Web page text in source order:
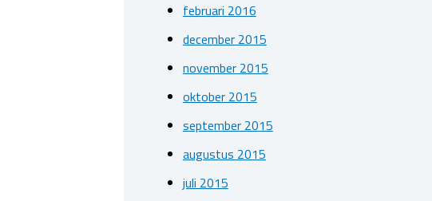
februari 2016
december 2015
november 2015
oktober 2015
september 2015
augustus 2015
juli 2015